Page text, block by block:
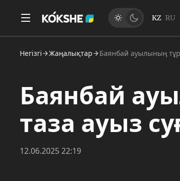
KZ RU
Негізгі Жаңалықтар Баянбай ауылының
Баянбай
таза ауыз
12.06.2025 22:19